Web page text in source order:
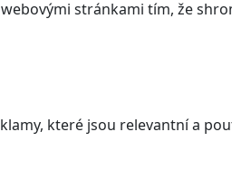
stránkami tím, že
které jsou relevantní a